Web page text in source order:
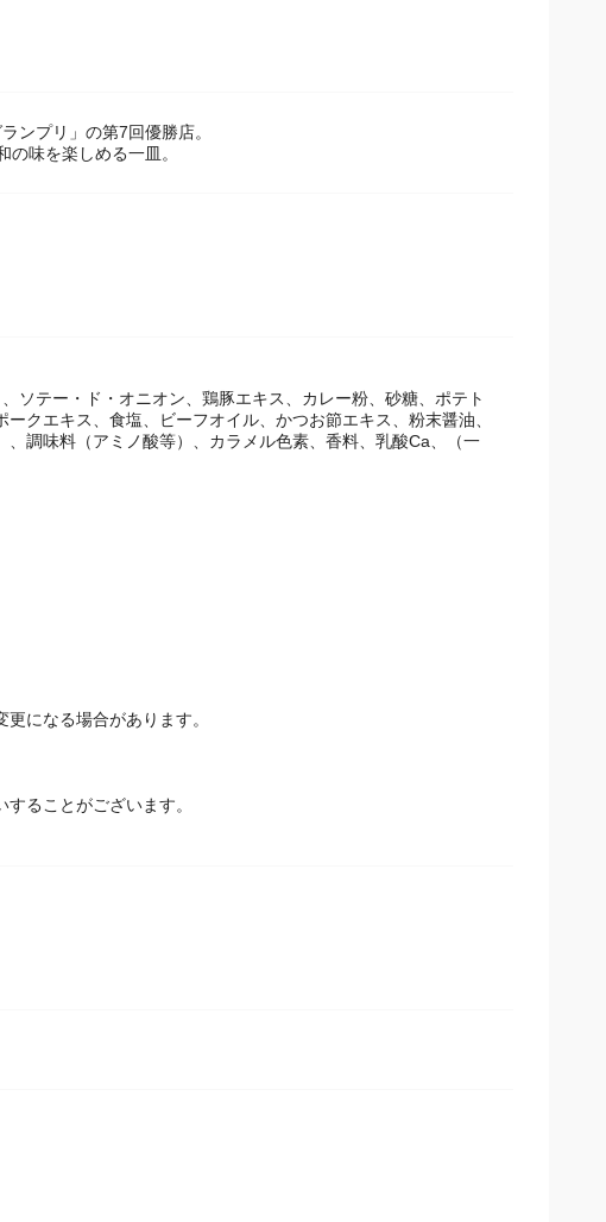
ンプリ」の第7回優勝店。
ソテー・ド・オニオン、鶏豚エキス、カレー粉、砂糖、ポテト
クエキス、食塩、ビーフオイル、かつお節エキス、粉末醤油、
調味料（アミノ酸等）、カラメル色素、香料、乳酸Ca、（一
になる場合があります。
ることがございます。